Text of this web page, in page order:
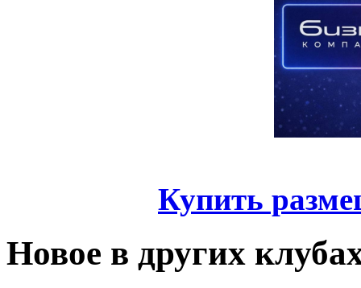
Купить
Новое в других